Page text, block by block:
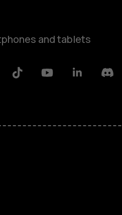
and tablets
Tiktok YoutubeLinkedin